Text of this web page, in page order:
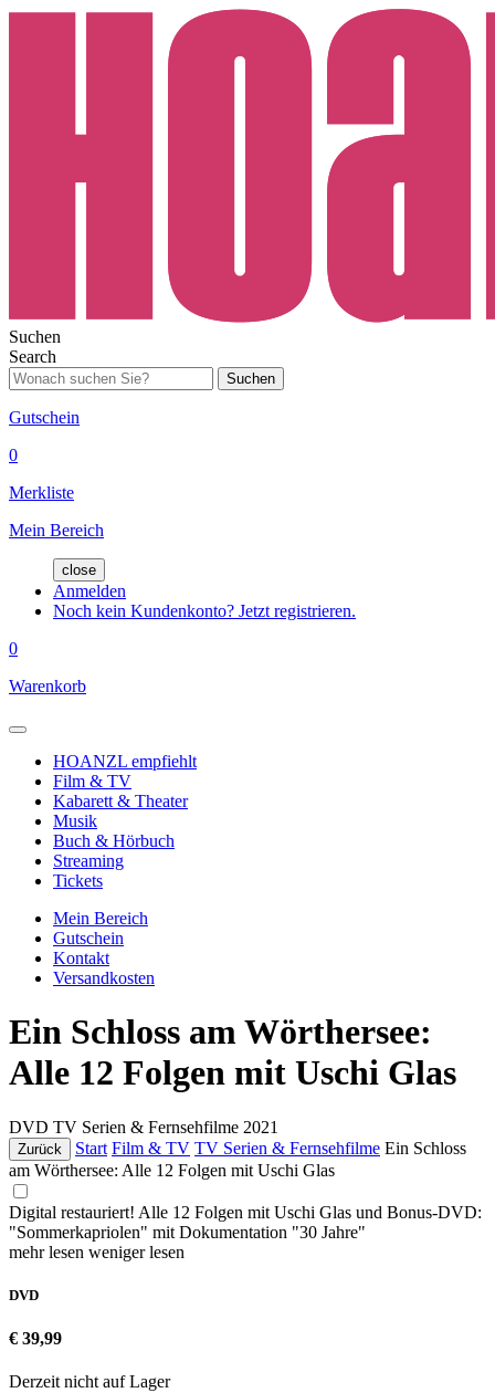
Suchen
Search
Suchen
Gutschein
0
Merkliste
Mein Bereich
close
Anmelden
Noch kein Kundenkonto? Jetzt registrieren.
0
Warenkorb
HOANZL empfiehlt
Film & TV
Kabarett & Theater
Musik
Buch & Hörbuch
Streaming
Tickets
Mein Bereich
Gutschein
Kontakt
Versandkosten
Ein Schloss am Wörthersee:
Alle 12 Folgen mit Uschi Glas
DVD TV Serien & Fernsehfilme 2021
Zurück Start Film & TV TV Serien & Fernsehfilme Ein Schloss
am Wörthersee: Alle 12 Folgen mit Uschi Glas
Digital restauriert! Alle 12 Folgen mit Uschi Glas und Bonus-DVD:
"Sommerkapriolen" mit Dokumentation "30 Jahre"
mehr lesen weniger lesen
DVD
€ 39,99
Derzeit nicht auf Lager